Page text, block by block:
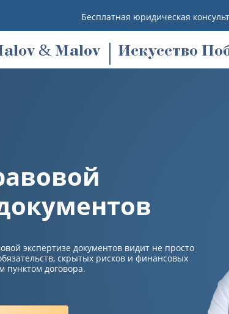
Бесплатная юридическая
alov & Malov Искусство
экспертизе документов видит не просто
скрытых рисков и финансовых
пунктом договора.